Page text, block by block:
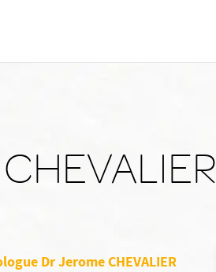
Dr Jerome CHEVALIER